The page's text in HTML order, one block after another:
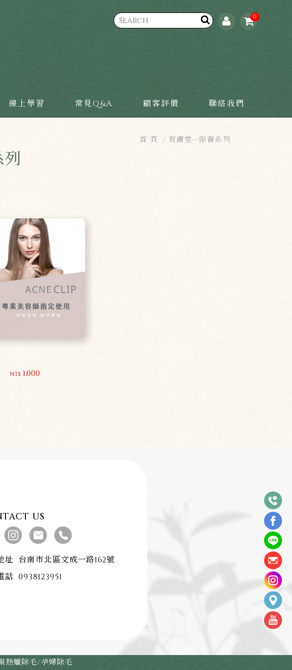
0
線上學習 常見Q&A 顧客評價 聯絡我們
首 頁 育膚堂—保養系列
NT$ 1,000
US
址 台南市北區文成一路162號
話 0938123951
熱蠟除毛/孕婦除毛